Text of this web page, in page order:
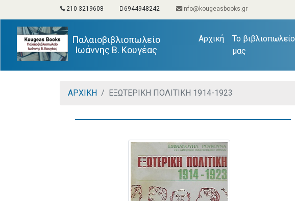
210 3219608 6944948242 info@kougeasbooks.gr
Παλαιοβιβλιοπωλείο
Ιωάννης Β. Κουγέας
Αρχική(current)
Το βιβλιοπωλείο
μας
ΑΡΧΙΚΗ ΕΞΩΤΕΡΙΚΗ ΠΟΛΙΤΙΚΗ 1914-1923